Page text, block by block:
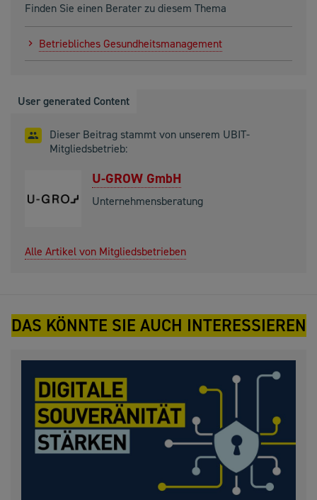
Finden Sie einen Berater zu diesem Thema
Betriebliches Gesundheitsmanagement
User generated Content
Dieser Beitrag stammt von unserem UBIT-
Mitgliedsbetrieb:
U-GROW GmbH
Unternehmensberatung
Alle Artikel von Mitgliedsbetrieben
DAS KÖNNTE SIE AUCH INTERESSIEREN